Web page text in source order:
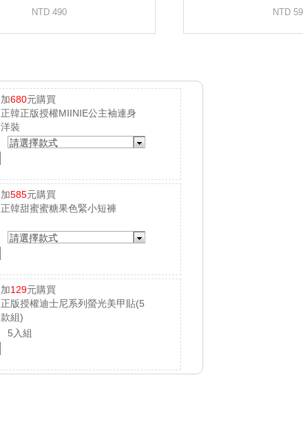
加680元購買
正韓正版授權MIINIE公主袖連身
洋裝
請選擇款式
加585元購買
正韓甜蜜蜜糖果色緊小短褲
請選擇款式
加129元購買
正版授權迪士尼系列螢光美甲貼(5
款組)
5入組